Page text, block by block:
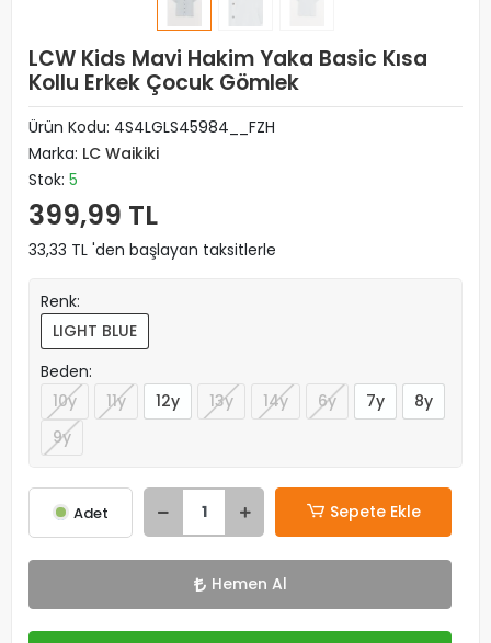
LCW Kids Mavi Hakim Yaka Basic Kısa
Kollu Erkek Çocuk Gömlek
Ürün Kodu: 4S4LGLS45984__FZH
Marka: LC Waikiki
Stok: 5
399,99 TL
33,33 TL 'den başlayan taksitlerle
Renk:
LIGHT BLUE
Beden:
10y
11y 12y 13y 14y 6y 7y
8y
9y
Adet Sepete Ekle
Hemen Al